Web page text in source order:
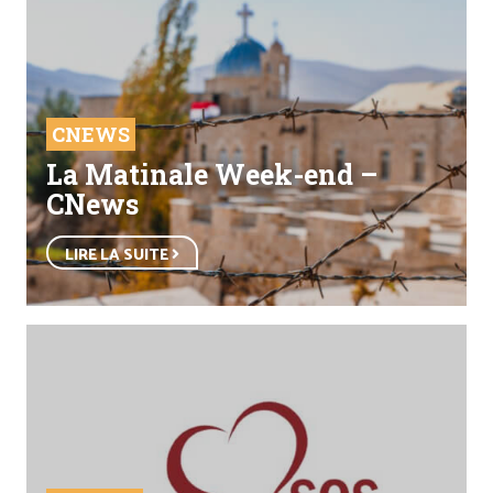
CNEWS
La Matinale Week-end –
CNews
LIRE LA SUITE